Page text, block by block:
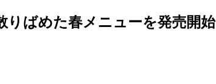
りばめた春メニューを発売開始